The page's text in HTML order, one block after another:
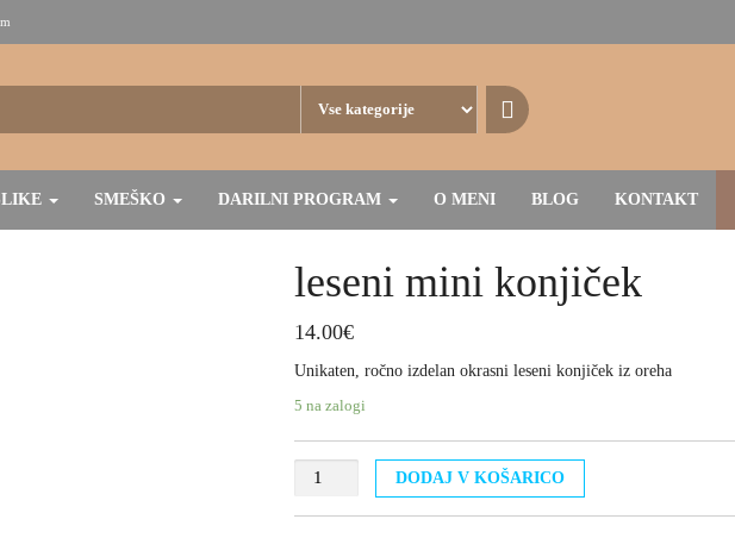
SMEŠKO DARILNI PROGRAM O MENI BLOG KONTAKT
leseni mini konjiček
14.00€
Unikaten, ročno izdelan okrasni leseni konjiček iz oreha
5 na zalogi
leseni
konjiček
DODAJ V KOŠARICO